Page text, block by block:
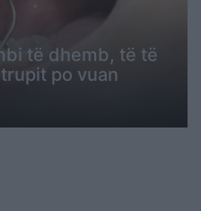
të dhemb, të të
po vuan